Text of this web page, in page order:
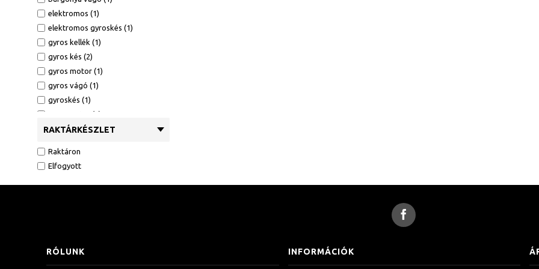
elektromos (1)
elektromos gyroskés (1)
gyros kellék (1)
gyros kés (2)
gyros motor (1)
gyros vágó (1)
gyroskés (1)
gyrosmotor (1)
gyrosvágó (1)
hasáboló (1)
kebab (1)
kebab kés (1)
RAKTÁRKÉSZLET
Raktáron
Elfogyott
RÓLUNK INFORMÁCIÓK